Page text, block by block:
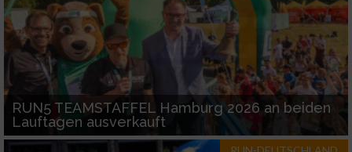
RUN5 TEAMSTAFFEL Hamburg 2026 an beiden
Lauftagen ausverkauft
Messung der Werbeleistung
Messung der Performance von Inhalten
Analyse von Zielgruppen durch Statistiken
oder Kombinationen von Daten aus
verschiedenen Quellen